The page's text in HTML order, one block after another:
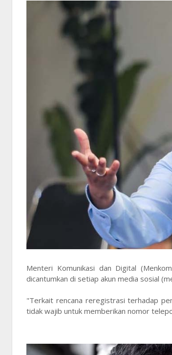
Menteri Komunikasi dan Digital
dicantumkan di setiap akun media sosial
"Terkait rencana reregistrasi terhadap
tidak wajib untuk memberikan nomor